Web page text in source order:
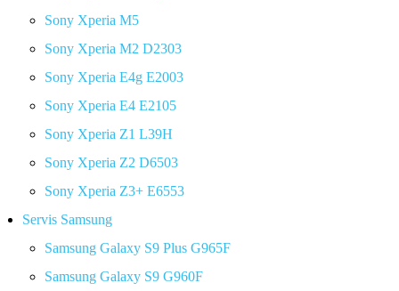
Sony Xperia M5
Sony Xperia M2 D2303
Sony Xperia E4g E2003
Sony Xperia E4 E2105
Sony Xperia Z1 L39H
Sony Xperia Z2 D6503
Sony Xperia Z3+ E6553
Servis Samsung
Samsung Galaxy S9 Plus G965F
Samsung Galaxy S9 G960F